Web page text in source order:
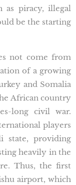
as piracy, illegal
be the starting
not come from
of a growing
and Somalia
African country
long civil war.
players
state, providing
heavily in the
Thus, the first
airport, which